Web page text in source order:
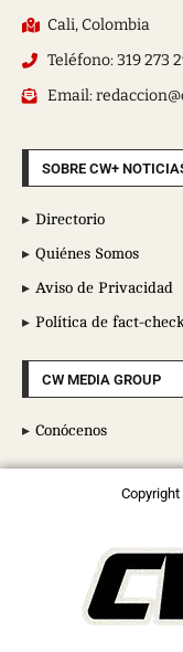
Cali, Colombia
Teléfono: 319 273
Email:
SOBRE CW+
Directorio
Quiénes Somos
Aviso de Privacidad
Política de fact-
CW MEDIA GROUP
Conócenos